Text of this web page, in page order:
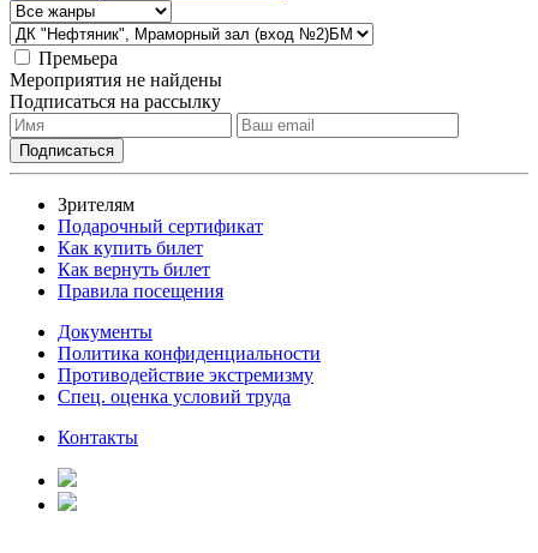
Премьера
Мероприятия не найдены
Подписаться на рассылку
Зрителям
Подарочный сертификат
Как купить билет
Как вернуть билет
Правила посещения
Документы
Политика конфиденциальности
Противодействие экстремизму
Спец. оценка условий труда
Контакты